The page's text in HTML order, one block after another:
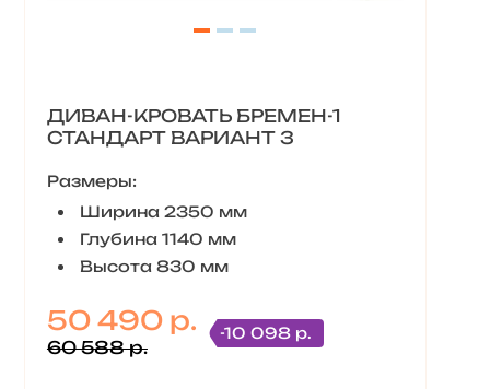
ДИВАН-КРОВАТЬ БРЕМЕН-1
СТАНДАРТ ВАРИАНТ 3
Размеры:
Ширина 2350 мм
Глубина 1140 мм
Высота 830 мм
50 490 р.
60 588 р.
-10 098 р.